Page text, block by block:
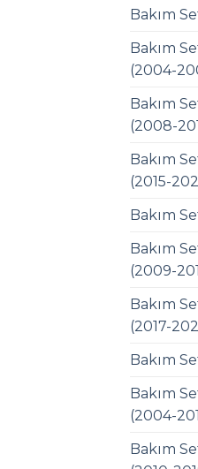
Bakım
Bakım
(2004-
Bakım
(2008-
Bakım
(2015-
Bakım
Bakım
(2009-
Bakım
(2017-
Bakım
Bakım
(2004-
Bakım